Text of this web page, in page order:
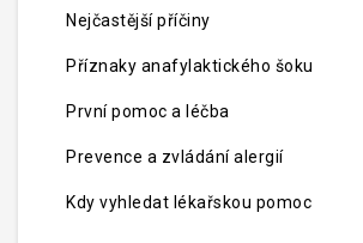
Nejčastější příčiny
Příznaky anafylaktického šoku
První pomoc a léčba
Prevence a zvládání alergií
Kdy vyhledat lékařskou pomoc